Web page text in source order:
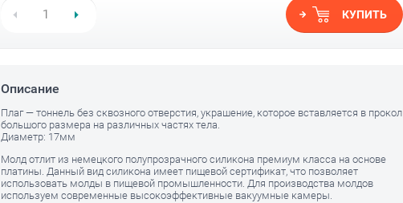
КУПИТЬ
Описание
Плаг — тоннель без сквозного отверстия, украшение, которое вставляется в прокол
большого размера на различных частях тела.
Диаметр: 17мм
Молд отлит из немецкого полупрозрачного силикона премиум класса на основе
платины. Данный вид силикона имеет пищевой сертификат, что позволяет
использовать молды в пищевой промышленности. Для производства молдов
используем современные высокоэффективные вакуумные камеры.